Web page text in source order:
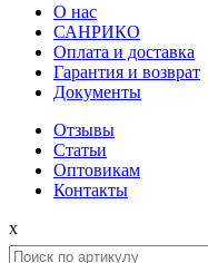
О нас
САНРИКО
Оплата и доставка
Гарантия и возврат
Документы
Отзывы
Статьи
Оптовикам
Контакты
x